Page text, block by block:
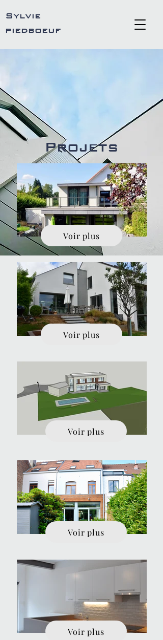
Sylvie
piedboeuf
Projets
Voir plus
Voir plus
Voir plus
Voir plus
Voir plus